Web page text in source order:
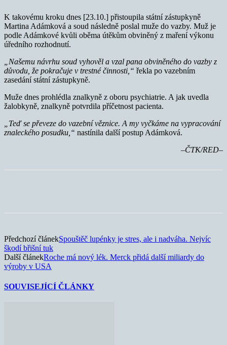
K takovému kroku dnes [23.10.] přistoupila státní zástupkyně
Martina Adámková a soud následně poslal muže do vazby. Muž je
podle Adámkové kvůli oběma útěkům obviněný z maření výkonu
úředního rozhodnutí.
„Našemu návrhu soud vyhověl a vzal pana obviněného do vazby z
důvodu, že pokračuje v trestné činnosti,“ řekla po vazebním
zasedání státní zástupkyně.
Muže dnes prohlédla znalkyně z oboru psychiatrie. A jak uvedla
žalobkyně, znalkyně potvrdila příčetnost pacienta.
„Teď se převeze do vazební věznice. A my vyčkáme na vypracování
znaleckého posudku,“ nastínila další postup Adámková.
–ČTK/RED–
Předchozí článekSpouštěč lupénky je stres, ale i nadváha. Nejvíc
škodí břišní tuk
Další článekRoche má nový lék. Merck přidá další miliardy do
výroby v USA
SOUVISEJÍCÍ ČLÁNKY